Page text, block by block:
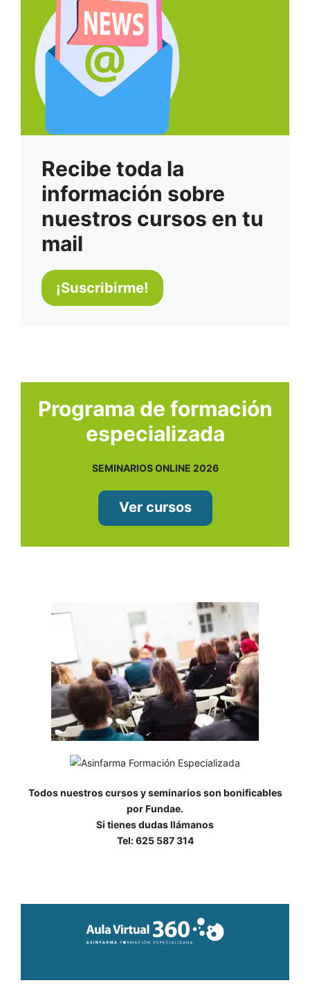
Recibe toda la
información sobre
nuestros cursos en tu
mail
Programa de formación
especializada
SEMINARIOS ONLINE 2026
Ver cursos
Todos nuestros cursos y seminarios son bonificables
por Fundae.
Si tienes dudas llámanos
Tel: 625 587 314